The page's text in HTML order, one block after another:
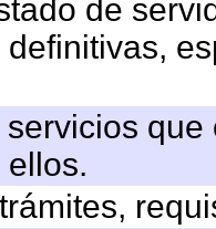
de
ellos.